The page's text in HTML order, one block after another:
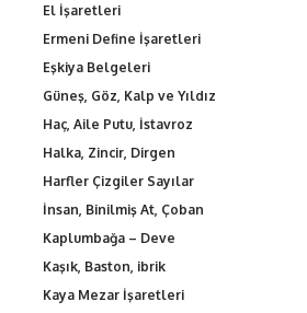
El İşaretleri
Ermeni Define İşaretleri
Eşkiya Belgeleri
Güneş, Göz, Kalp ve Yıldız
Haç, Aile Putu, İstavroz
Halka, Zincir, Dirgen
Harfler Çizgiler Sayılar
İnsan, Binilmiş At, Çoban
Kaplumbağa – Deve
Kaşık, Baston, ibrik
Kaya Mezar İşaretleri